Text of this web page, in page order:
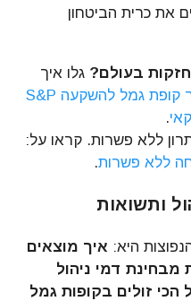
את כרית הביטחון
בעולם? גלו איך
מדריך קופת גמל להשקעה S&P
.
ללא פשרות. קראו על:
ללא פשרות.
היא: איך מוצאים
דמי ניהול
הכי זולים בקופות גמל